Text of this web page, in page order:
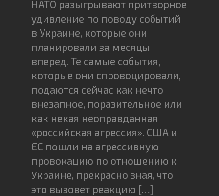
НАТО разыгрывают притворное
удивление по поводу событий
в Украине, которые они
планировали за месяцы
вперед. Те самые события,
которые они спровоцировали,
подаются сейчас как нечто
внезапное, поразительное или
как некая неоправданная
«российская агрессия». США и
ЕС пошли на агрессивную
провокацию по отношению к
Украине, прекрасно зная, что
это вызовет реакцию […]